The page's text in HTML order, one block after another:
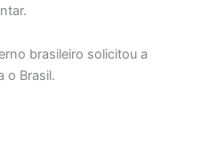
brasileiro solicitou a
o Brasil.